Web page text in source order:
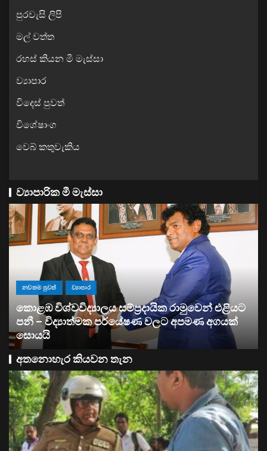
පුරවැසි ලිපි
මල් වත්ත
රහස් කියන මී මැස්සා
ව්‍යාපාර
විදෙස් පුවත්
විශේෂාංග
වෙබ් කතුවැකිය
ව්‍යාපාරික මී මැස්සා
ව්‍යාපාර
සතොසෙන් සුපර් වැඩක් ..
අතනොහැර කියවන තැන